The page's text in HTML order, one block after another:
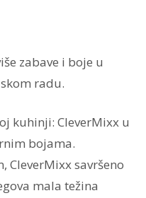
zabave i boje u
radu.
kuhinji: CleverMixx u
bojama.
CleverMixx savršeno
mala težina